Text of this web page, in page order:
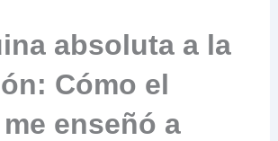
absoluta a la
Cómo el
enseñó a